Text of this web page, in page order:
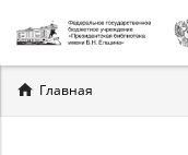
Вы
здесь
Главная